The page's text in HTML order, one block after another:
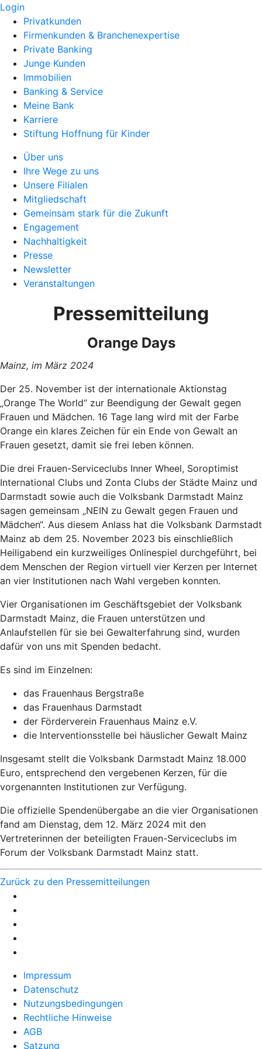
Login
Privatkunden
Firmenkunden & Branchenexpertise
Private Banking
Junge Kunden
Immobilien
Banking & Service
Meine Bank
Karriere
Stiftung Hoffnung für Kinder
Über uns
Ihre Wege zu uns
Unsere Filialen
Mitgliedschaft
Gemeinsam stark für die Zukunft
Engagement
Nachhaltigkeit
Presse
Newsletter
Veranstaltungen
Pressemitteilung
Orange Days
Mainz, im März 2024
Der 25. November ist der internationale Aktionstag
„Orange The World“ zur Beendigung der Gewalt gegen
Frauen und Mädchen. 16 Tage lang wird mit der Farbe
Orange ein klares Zeichen für ein Ende von Gewalt an
Frauen gesetzt, damit sie frei leben können.
Die drei Frauen-Serviceclubs Inner Wheel, Soroptimist
International Clubs und Zonta Clubs der Städte Mainz und
Darmstadt sowie auch die Volksbank Darmstadt Mainz
sagen gemeinsam „NEIN zu Gewalt gegen Frauen und
Mädchen“. Aus diesem Anlass hat die Volksbank Darmstadt
Mainz ab dem 25. November 2023 bis einschließlich
Heiligabend ein kurzweiliges Onlinespiel durchgeführt, bei
dem Menschen der Region virtuell vier Kerzen per Internet
an vier Institutionen nach Wahl vergeben konnten.
Vier Organisationen im Geschäftsgebiet der Volksbank
Darmstadt Mainz, die Frauen unterstützen und
Anlaufstellen für sie bei Gewalterfahrung sind, wurden
dafür von uns mit Spenden bedacht.
Es sind im Einzelnen:
das Frauenhaus Bergstraße
das Frauenhaus Darmstadt
der Förderverein Frauenhaus Mainz e.V.
die Interventionsstelle bei häuslicher Gewalt Mainz
Insgesamt stellt die Volksbank Darmstadt Mainz 18.000
Euro, entsprechend den vergebenen Kerzen, für die
vorgenannten Institutionen zur Verfügung.
Die offizielle Spendenübergabe an die vier Organisationen
fand am Dienstag, dem 12. März 2024 mit den
Vertreterinnen der beteiligten Frauen-Serviceclubs im
Forum der Volksbank Darmstadt Mainz statt.
Zurück zu den Pressemitteilungen
Impressum
Datenschutz
Nutzungsbedingungen
Rechtliche Hinweise
AGB
Satzung